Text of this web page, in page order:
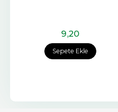
Sepete Ekle
9,20